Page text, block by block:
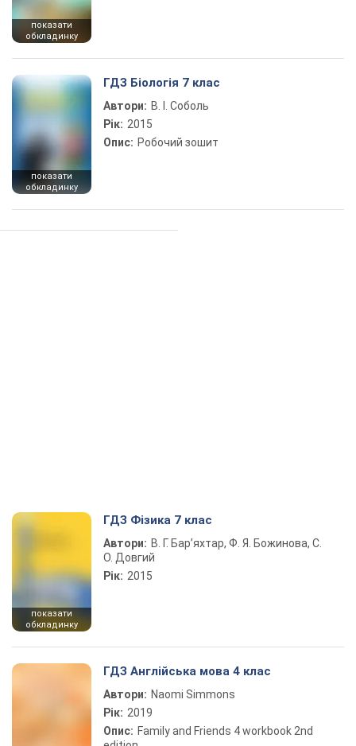
показати
обкладинку
показати
обкладинку
ГДЗ Біологія 7 клас
Автори: В. І. Соболь
Рік: 2015
Опис: Робочий зошит
показати
обкладинку
ГДЗ Фізика 7 клас
Автори: В. Г. Бар’яхтар, Ф. Я. Божинова, С.
О. Довгий
Рік: 2015
ГДЗ Англійська мова 4 клас
Автори: Naomi Simmons
Рік: 2019
Опис: Family and Friends 4 workbook 2nd